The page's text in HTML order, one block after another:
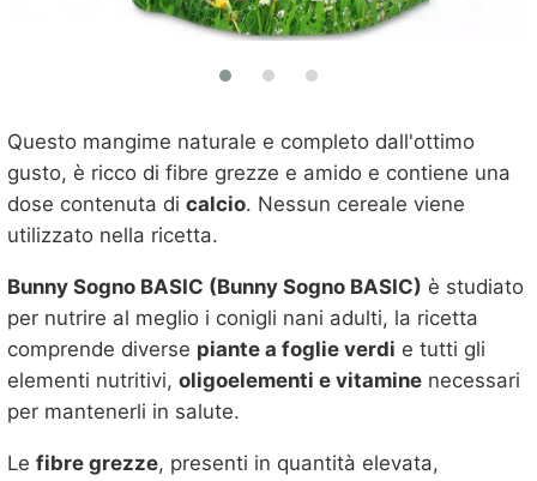
Questo mangime naturale e completo dall'ottimo
gusto, è ricco di fibre grezze e amido e contiene una
dose contenuta di calcio. Nessun cereale viene
utilizzato nella ricetta.
Bunny Sogno BASIC (Bunny Sogno BASIC) è studiato
per nutrire al meglio i conigli nani adulti, la ricetta
comprende diverse piante a foglie verdi e tutti gli
elementi nutritivi, oligoelementi e vitamine necessari
per mantenerli in salute.
Le fibre grezze, presenti in quantità elevata,